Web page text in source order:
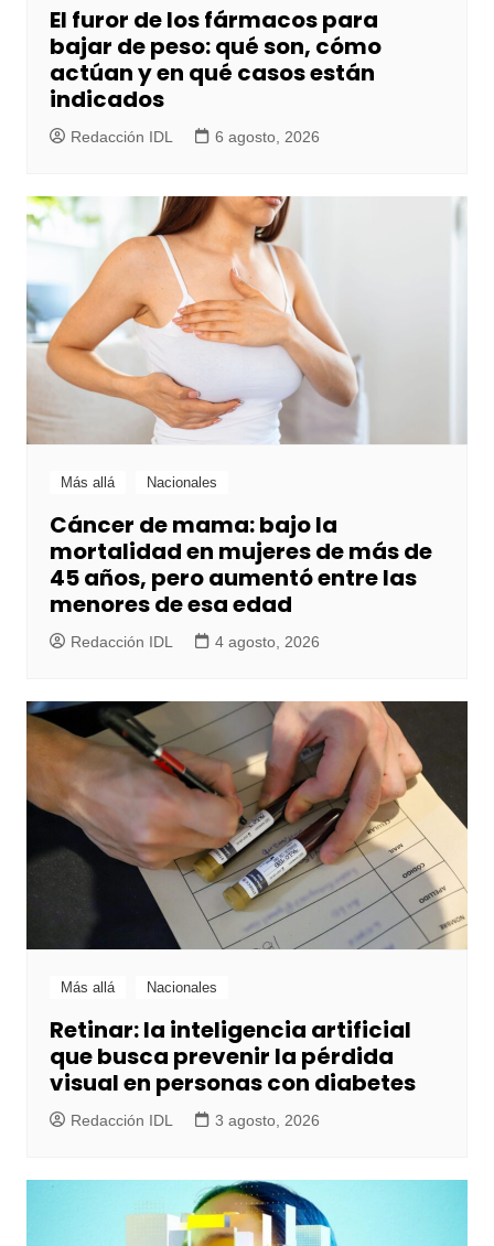
El furor de los fármacos para
bajar de peso: qué son, cómo
actúan y en qué casos están
indicados
Redacción IDL 6 agosto, 2026
Más allá Nacionales
Cáncer de mama: bajo la
mortalidad en mujeres de más de
45 años, pero aumentó entre las
menores de esa edad
Redacción IDL 4 agosto, 2026
Más allá Nacionales
Retinar: la inteligencia artificial
que busca prevenir la pérdida
visual en personas con diabetes
Redacción IDL 3 agosto, 2026